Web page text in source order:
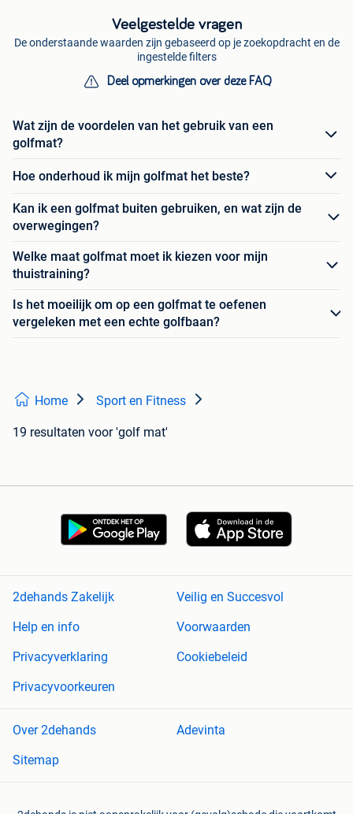
Veelgestelde vragen
De onderstaande waarden zijn gebaseerd op je zoekopdracht en de
ingestelde filters
Deel opmerkingen over deze FAQ
Wat zijn de voordelen van het gebruik van een
golfmat?
Hoe onderhoud ik mijn golfmat het beste?
Kan ik een golfmat buiten gebruiken, en wat zijn de
overwegingen?
Welke maat golfmat moet ik kiezen voor mijn
thuistraining?
Is het moeilijk om op een golfmat te oefenen
vergeleken met een echte golfbaan?
Home Sport en Fitness
19 resultaten voor 'golf mat'
2dehands Zakelijk
Veilig en Succesvol
Help en info
Voorwaarden
Privacyverklaring
Cookiebeleid
Privacyvoorkeuren
Over 2dehands
Adevinta
Sitemap